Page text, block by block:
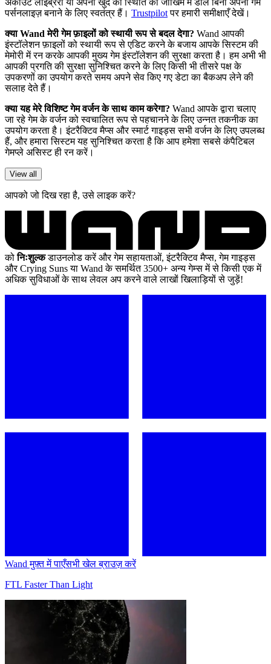
पर्सनलाइज़ बनाने के लिए स्वतंत्र हैं। Trustpilotपर हमारी समीक्षाएँ देखें।
क्या Wand मेरी गेम फ़ाइलों को स्थायी रूप से बदल देगा? Wand आपकी
इंस्टॉलेशन फ़ाइलों को स्थायी रूप से एडिट करने के बजाय आपके सिस्टम की
मेमोरी में रन करके आपकी मुख्य गेम इंस्टॉलेशन की सुरक्षा करता है। हम अभी भी
आपकी प्रगति की सुरक्षा सुनिश्चित करने के लिए किसी भी तीसरे पक्ष के
उपकरणों का उपयोग करते समय अपने सेव किए गए डेटा का बैकअप लेने की
सलाह देते हैं।
क्या यह मेरे विशिष्ट गेम वर्जन के साथ काम करेगा? Wand आपके द्वारा चलाए
जा रहे गेम के वर्जन को स्वचालित रूप से पहचानने के लिए उन्नत तकनीक का
उपयोग करता है। इंटरैक्टिव मैप्स और स्मार्ट गाइड्स सभी वर्जन के लिए उपलब्ध
हैं, और हमारा सिस्टम यह सुनिश्चित करता है कि आप हमेशा सबसे कंपैटिबल
गेमप्ले असिस्ट ही रन करें।
View all
आपको जो दिख रहा है, उसे लाइक करें?
कोनिःशुल्कडाउनलोड करें और गेम सहायताओं, इंटरैक्टिव मैप्स, गेम गाइड्स
और Crying Suns या Wand के समर्थित 3500+ अन्य गेम्स में से किसी एक में
अधिक सुविधाओं के साथ लेवल अप करने वाले लाखों खिलाड़ियों से जुड़ें!
Wand मुफ़्त में पाएँसभी खेल ब्राउज़ करें
FTL Faster Than Light